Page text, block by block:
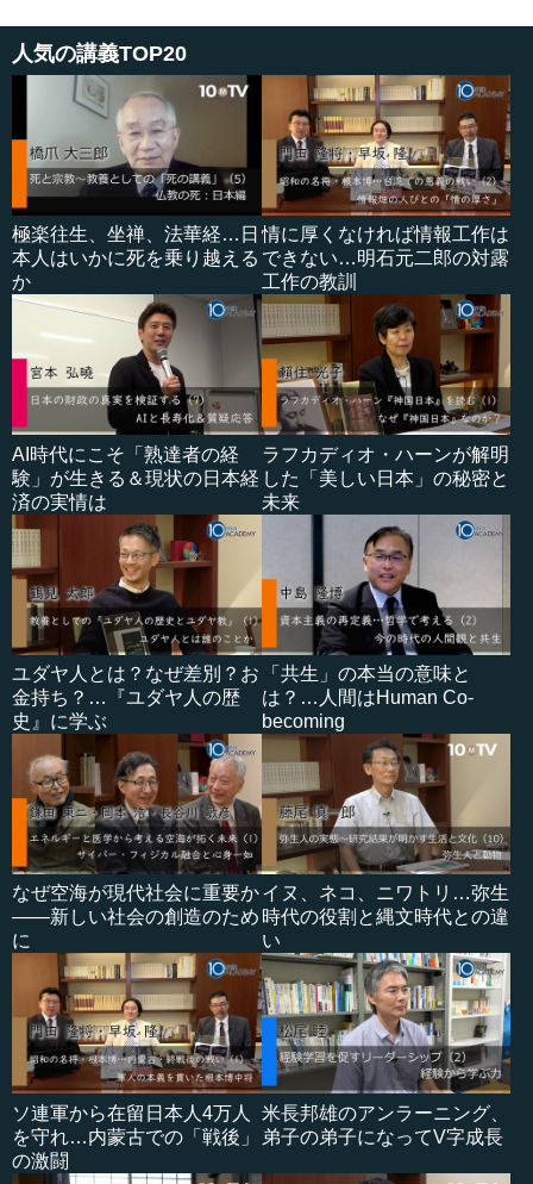
人気の講義TOP20
極楽往生、坐禅、法華経…日
本人はいかに死を乗り越える
か
情に厚くなければ情報工作は
できない…明石元二郎の対露
工作の教訓
AI時代にこそ「熟達者の経
験」が生きる＆現状の日本経
済の実情は
ラフカディオ・ハーンが解明
した「美しい日本」の秘密と
未来
ユダヤ人とは？なぜ差別？お
金持ち？…『ユダヤ人の歴
史』に学ぶ
「共生」の本当の意味と
は？…人間はHuman Co-
becoming
なぜ空海が現代社会に重要か
――新しい社会の創造のため
に
イヌ、ネコ、ニワトリ…弥生
時代の役割と縄文時代との違
い
ソ連軍から在留日本人4万人
を守れ…内蒙古での「戦後」
の激闘
米長邦雄のアンラーニング、
弟子の弟子になってV字成長